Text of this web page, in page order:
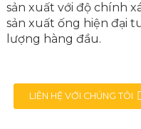
sản xuất với độ chính
sản xuất ống hiện đại
lượng hàng đầu.
LIÊN HỆ VỚI CHÚNG TÔI